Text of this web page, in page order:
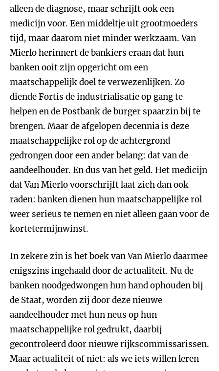
alleen de diagnose, maar schrijft ook een
medicijn voor. Een middeltje uit grootmoeders
tijd, maar daarom niet minder werkzaam. Van
Mierlo herinnert de bankiers eraan dat hun
banken ooit zijn opgericht om een
maatschappelijk doel te verwezenlijken. Zo
diende Fortis de industrialisatie op gang te
helpen en de Postbank de burger spaarzin bij te
brengen. Maar de afgelopen decennia is deze
maatschappelijke rol op de achtergrond
gedrongen door een ander belang: dat van de
aandeelhouder. En dus van het geld. Het medicijn
dat Van Mierlo voorschrijft laat zich dan ook
raden: banken dienen hun maatschappelijke rol
weer serieus te nemen en niet alleen gaan voor de
kortetermijnwinst.
In zekere zin is het boek van Van Mierlo daarmee
enigszins ingehaald door de actualiteit. Nu de
banken noodgedwongen hun hand ophouden bij
de Staat, worden zij door deze nieuwe
aandeelhouder met hun neus op hun
maatschappelijke rol gedrukt, daarbij
gecontroleerd door nieuwe rijkscommissarissen.
Maar actualiteit of niet: als we iets willen leren